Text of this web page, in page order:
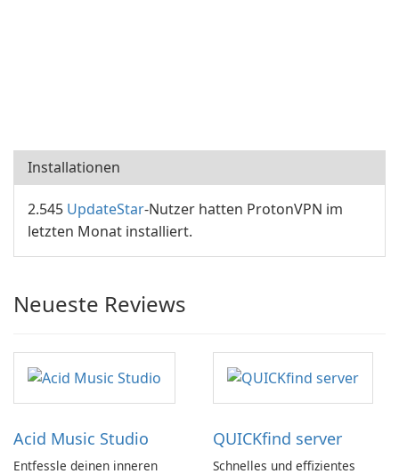
Installationen
2.545 UpdateStar-Nutzer hatten ProtonVPN im
letzten Monat installiert.
Neueste Reviews
Acid Music Studio
Entfessle deinen inneren
QUICKfind server
Schnelles und effizientes